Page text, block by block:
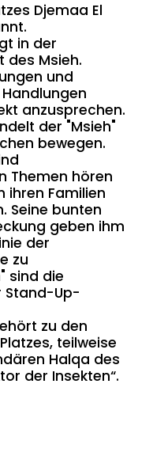
Djemaa El
in der
des Msieh.
und
anzusprechen.
der "Msieh"
bewegen.
Themen hören
ihren Familien
Seine bunten
geben ihm
der
zu
sind die
Stand-Up-
zu den
teilweise
Halqa des
der Insekten“.